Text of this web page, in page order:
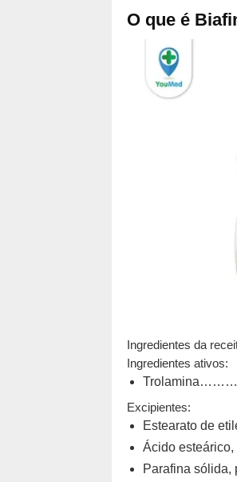
O que é
Ingredientes da
Ingredientes ativos:
Excipientes:
Estearato de
Ácido
Parafina sólida,